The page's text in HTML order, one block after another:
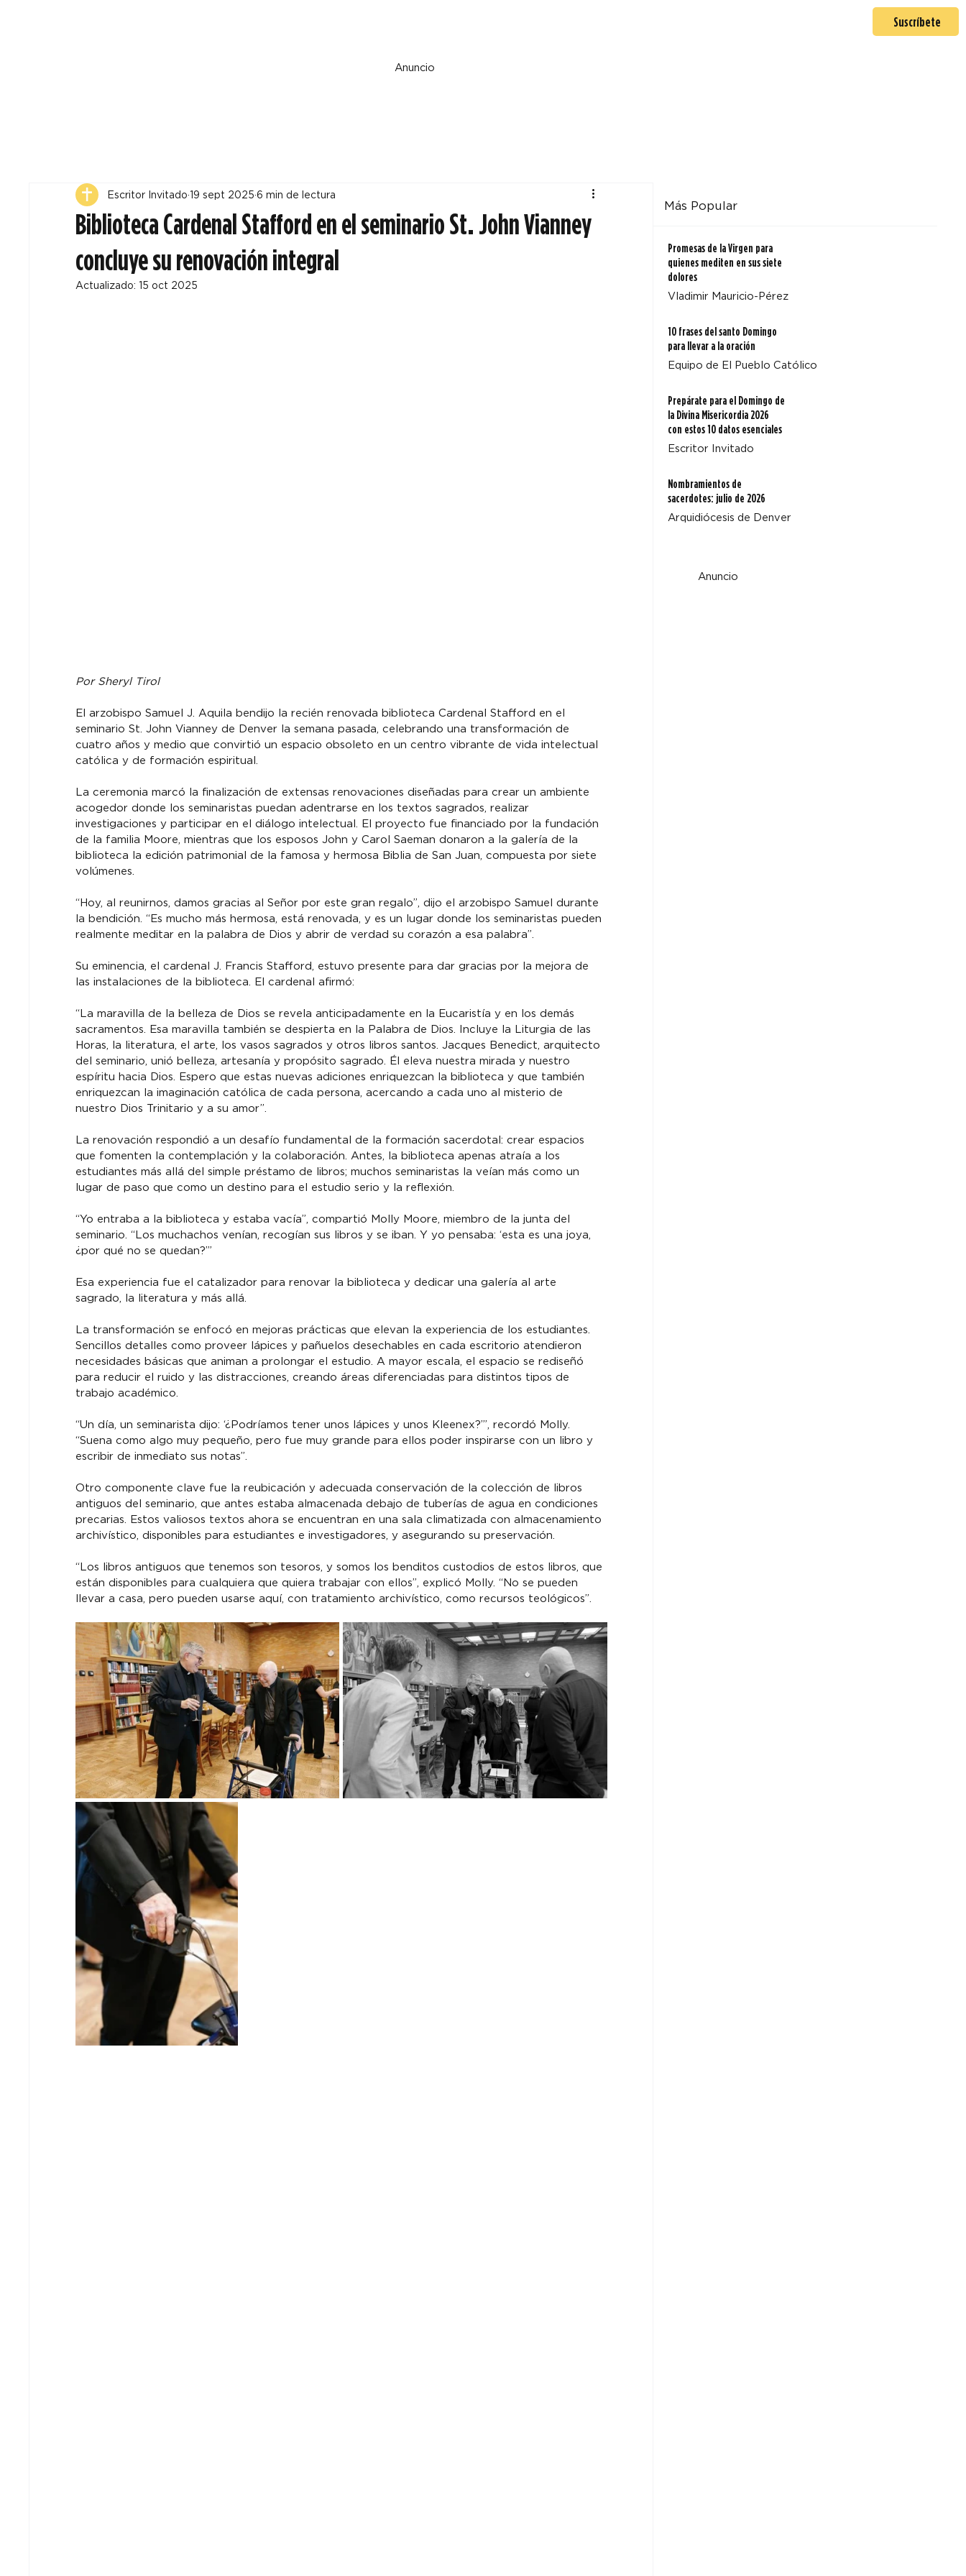
Suscríbete
Anuncio
Biblioteca Cardenal Stafford en el seminario St. John Vianney
concluye su renovación integral
Escritor Invitado 19 sept 2025 6 min de lectura
Actualizado: 15 oct 2025
Por Sheryl Tirol
El arzobispo Samuel J. Aquila bendijo la recién renovada biblioteca Cardenal Stafford en el
seminario St. John Vianney de Denver la semana pasada, celebrando una transformación de
cuatro años y medio que convirtió un espacio obsoleto en un centro vibrante de vida intelectual
católica y de formación espiritual.
La ceremonia marcó la finalización de extensas renovaciones diseñadas para crear un ambiente
acogedor donde los seminaristas puedan adentrarse en los textos sagrados, realizar
investigaciones y participar en el diálogo intelectual. El proyecto fue financiado por la fundación
de la familia Moore, mientras que los esposos John y Carol Saeman donaron a la galería de la
biblioteca la edición patrimonial de la famosa y hermosa Biblia de San Juan, compuesta por siete
volúmenes.
“Hoy, al reunirnos, damos gracias al Señor por este gran regalo”, dijo el arzobispo Samuel durante
la bendición. “Es mucho más hermosa, está renovada, y es un lugar donde los seminaristas pueden
realmente meditar en la palabra de Dios y abrir de verdad su corazón a esa palabra”.
Su eminencia, el cardenal J. Francis Stafford, estuvo presente para dar gracias por la mejora de
las instalaciones de la biblioteca. El cardenal afirmó:
“La maravilla de la belleza de Dios se revela anticipadamente en la Eucaristía y en los demás
sacramentos. Esa maravilla también se despierta en la Palabra de Dios. Incluye la Liturgia de las
Horas, la literatura, el arte, los vasos sagrados y otros libros santos. Jacques Benedict, arquitecto
del seminario, unió belleza, artesanía y propósito sagrado. Él eleva nuestra mirada y nuestro
espíritu hacia Dios. Espero que estas nuevas adiciones enriquezcan la biblioteca y que también
enriquezcan la imaginación católica de cada persona, acercando a cada uno al misterio de
nuestro Dios Trinitario y a su amor”.
La renovación respondió a un desafío fundamental de la formación sacerdotal: crear espacios
que fomenten la contemplación y la colaboración. Antes, la biblioteca apenas atraía a los
estudiantes más allá del simple préstamo de libros; muchos seminaristas la veían más como un
lugar de paso que como un destino para el estudio serio y la reflexión.
“Yo entraba a la biblioteca y estaba vacía”, compartió Molly Moore, miembro de la junta del
seminario. “Los muchachos venían, recogían sus libros y se iban. Y yo pensaba: ‘esta es una joya,
¿por qué no se quedan?’”
Esa experiencia fue el catalizador para renovar la biblioteca y dedicar una galería al arte
sagrado, la literatura y más allá.
La transformación se enfocó en mejoras prácticas que elevan la experiencia de los estudiantes.
Sencillos detalles como proveer lápices y pañuelos desechables en cada escritorio atendieron
necesidades básicas que animan a prolongar el estudio. A mayor escala, el espacio se rediseñó
para reducir el ruido y las distracciones, creando áreas diferenciadas para distintos tipos de
trabajo académico.
“Un día, un seminarista dijo: ‘¿Podríamos tener unos lápices y unos Kleenex?’”, recordó Molly.
“Suena como algo muy pequeño, pero fue muy grande para ellos poder inspirarse con un libro y
escribir de inmediato sus notas”.
Otro componente clave fue la reubicación y adecuada conservación de la colección de libros
antiguos del seminario, que antes estaba almacenada debajo de tuberías de agua en condiciones
precarias. Estos valiosos textos ahora se encuentran en una sala climatizada con almacenamiento
archivístico, disponibles para estudiantes e investigadores, y asegurando su preservación.
“Los libros antiguos que tenemos son tesoros, y somos los benditos custodios de estos libros, que
están disponibles para cualquiera que quiera trabajar con ellos”, explicó Molly. “No se pueden
llevar a casa, pero pueden usarse aquí, con tratamiento archivístico, como recursos teológicos”.
Más Popular
Promesas de la Virgen para
quienes mediten en sus siete
dolores
Vladimir Mauricio-Pérez
10 frases del santo Domingo
para llevar a la oración
Equipo de El Pueblo Católico
Prepárate para el Domingo de
la Divina Misericordia 2026
con estos 10 datos esenciales
Escritor Invitado
Nombramientos de
sacerdotes: julio de 2026
Arquidiócesis de Denver
Anuncio